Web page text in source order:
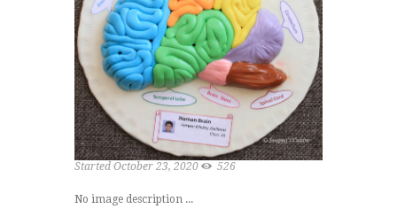
Started October 23, 2020 526
No image description ...